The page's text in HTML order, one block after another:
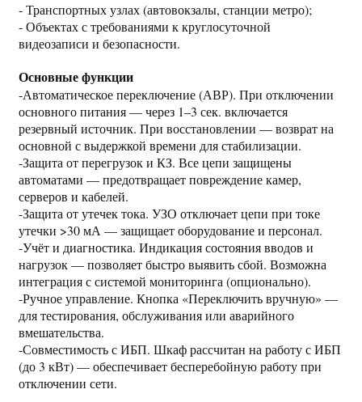
- Транспортных узлах (автовокзалы, станции метро);
- Объектах с требованиями к круглосуточной
видеозаписи и безопасности.
Основные функции
-Автоматическое переключение (АВР). При отключении
основного питания — через 1–3 сек. включается
резервный источник. При восстановлении — возврат на
основной с выдержкой времени для стабилизации.
-Защита от перегрузок и КЗ. Все цепи защищены
автоматами — предотвращает повреждение камер,
серверов и кабелей.
-Защита от утечек тока. УЗО отключает цепи при токе
утечки >30 мА — защищает оборудование и персонал.
-Учёт и диагностика. Индикация состояния вводов и
нагрузок — позволяет быстро выявить сбой. Возможна
интеграция с системой мониторинга (опционально).
-Ручное управление. Кнопка «Переключить вручную» —
для тестирования, обслуживания или аварийного
вмешательства.
-Совместимость с ИБП. Шкаф рассчитан на работу с ИБП
(до 3 кВт) — обеспечивает бесперебойную работу при
отключении сети.